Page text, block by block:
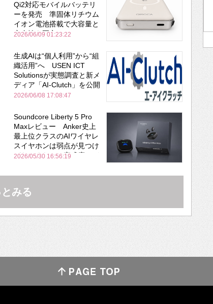
Qi2対応モバイルバッテリ
ーを発売 準固体リチウム
イオン電池搭載で大容量と
安全性を両立
2026/06/09 01:23:22
生成AIは“個人利用”から“組
織活用”へ USEN ICT
Solutionsが実態調査と新メ
ディア「AI-Clutch」を公開
2026/06/08 17:08:47
Soundcore Liberty 5 Pro
Maxレビュー Anker史上
最上位クラスのAIワイヤレ
スイヤホンは弱点が見つけ
づらいくらいの完成度にび
Bose並み
2026/05/30 16:56:19
とみる